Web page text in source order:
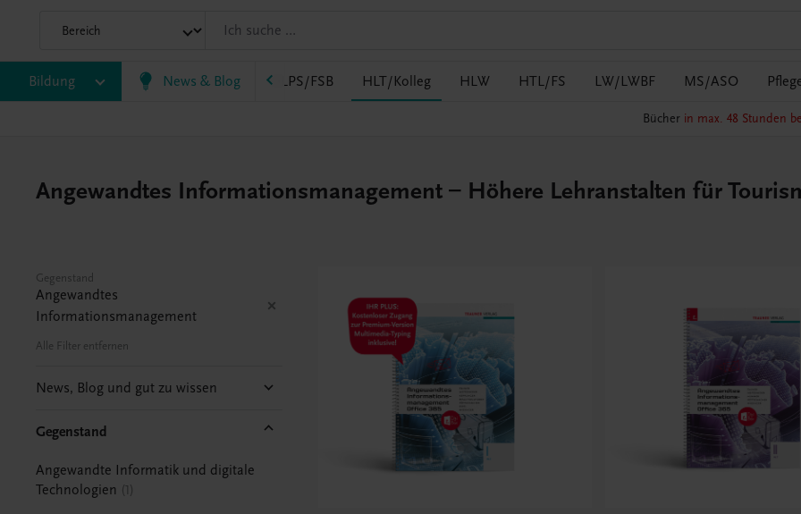
Bildung News & Blog
HAS HF/TFS HLM/HLK HLPS/FSB HLT/Kolleg HLW HTL/FS LW/LWBF MS/ASO
Bücher in max. 48 Stunden
Angewandtes Informationsmanagement – Höhere Lehranstalten für
Gegenstand
Angewandtes
Informationsmanagement
Alle Filter entfernen
News, Blog und gut zu wissen
Gegenstand
Angewandte Informatik und digitale
Technologien
1